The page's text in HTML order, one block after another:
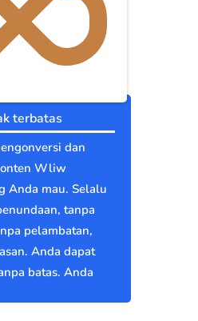
terbatas
dan
Wliw
Anda mau. Selalu
tanpa
pelambatan,
Anda dapat
batas. Anda